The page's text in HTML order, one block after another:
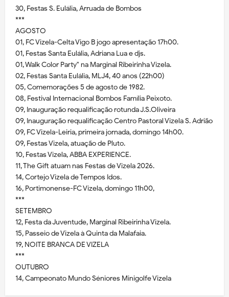
30, Festas S. Eulália, Arruada de Bombos
***
AGOSTO
01, FC Vizela-Celta Vigo B jogo apresentação 17h00.
01, Festas Santa Eulália, Adriana Lua e djs.
01, Walk Color Party" na Marginal Ribeirinha Vizela.
02, Festas Santa Eulália, MLJ4, 40 anos (22h00)
05, Comemorações 5 de agosto de 1982.
08, Festival Internacional Bombos Família Peixoto.
09, Inauguração requalificação rotunda J.S.Oliveira
09, Inauguração requalificação Centro Pastoral Vizela S. Adrião
09, FC Vizela-Leiria, primeira jornada, domingo 14h00.
09, Festas Vizela, atuação de Pluto.
10, Festas Vizela, ABBA EXPERIENCE.
11, The Gift atuam nas Festas de Vizela 2026.
14, Cortejo Vizela de Tempos Idos.
16, Portimonense-FC Vizela, domingo 11h00,
***
SETEMBRO
12, Festa da Juventude, Marginal Ribeirinha Vizela.
15, Passeio de Vizela à Quinta da Malafaia.
19, NOITE BRANCA DE VIZELA
***
OUTUBRO
14, Campeonato Mundo Séniores Minigolfe Vizela